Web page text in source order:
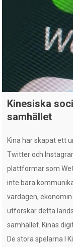
Kinesiska
samhället
Kina har skapat ett
Twitter och
plattformar som
inte bara
vardagen,
utforskar detta
samhället. Kinas
De stora spelarna I